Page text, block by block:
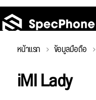
หน้าแรก ข้อมูลมือถือ
iMI Lady